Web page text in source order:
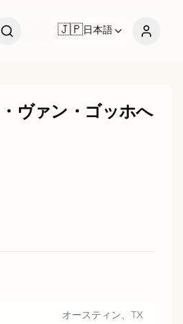
🇯🇵 日本語
ヴァン・ゴッホへ
オースティン、TX